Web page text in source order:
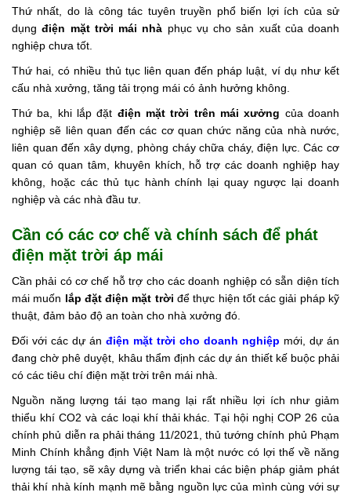
Thứ nhất, do là công tác tuyên truyền phổ biến lợi ích của sử
dụngđiện mặt trời mái nhà phục vụ cho sản xuất của doanh
nghiệp chưa tốt.
Thứ hai, có nhiều thủ tục liên quan đến pháp luật, ví dụ như kết
cấu nhà xưởng, tăng tải trọng mái có ảnh hưởng không.
Thứ ba, khi lắp đặt điện mặt trời trên mái xưởng của doanh
nghiệp sẽ liên quan đến các cơ quan chức năng của nhà nước,
liên quan đến xây dựng, phòng cháy chữa cháy, điện lực. Các cơ
quan có quan tâm, khuyên khích, hỗ trợ các doanh nghiệp hay
không, hoặc các thủ tục hành chính lại quay ngược lại doanh
nghiệp và các nhà đầu tư.
Cần có các cơ chế và chính sách để phát
điện mặt trời áp mái
Cần phải có cơ chế hỗ trợ cho các doanh nghiệp có sẵn diện tích
mái muốn lắp đặt điện mặt trời để thực hiện tốt các giải pháp kỹ
thuật, đảm bảo độ an toàn cho nhà xưởng đó.
Đối với các dự án điện mặt trời cho doanh nghiệp mới, dự án
đang chờ phê duyệt, khâu thẩm định các dự án thiết kế buộc phải
có các tiêu chí điện mặt trời trên mái nhà.
Nguồn năng lượng tái tạo mang lại rất nhiều lợi ích như giảm
thiểu khí CO2 và các loại khí thải khác. Tại hội nghị COP 26 của
chính phủ diễn ra phải tháng 11/2021, thủ tướng chính phủ Phạm
Minh Chính khẳng định Việt Nam là một nước có lợi thế về năng
lượng tái tạo, sẽ xây dựng và triển khai các biện pháp giảm phát
thải khí nhà kính mạnh mẽ bằng nguồn lực của mình cùng với sự